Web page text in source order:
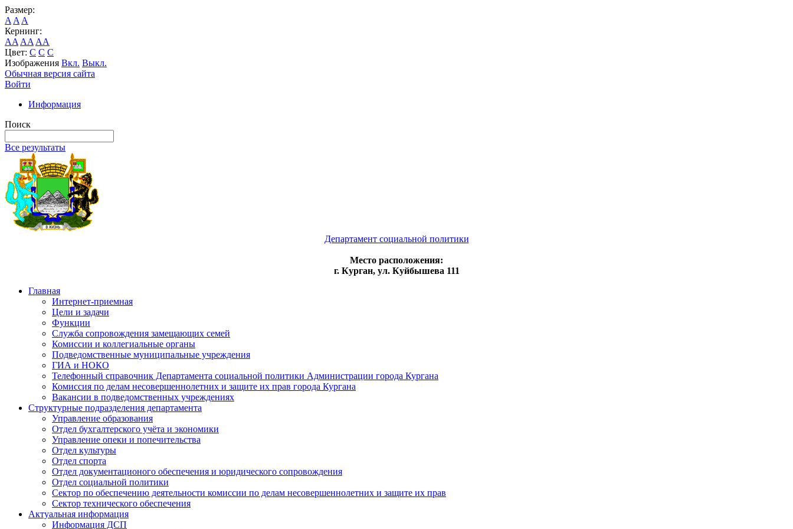
Размер:
A A A
Кернинг:
AA AA AA
Цвет: C C C
Изображения Вкл. Выкл.
Обычная версия сайта
Войти
Информация
Поиск
Все результаты
Департамент социальной политики
Место расположения:
г. Курган, ул. Куйбышева 111
Главная
Интернет-приемная
Цели и задачи
Функции
Служба сопровождения замещающих семей
Комиссии и коллегиальные органы
Подведомственные муниципальные учреждения
ГИА и НОКО
Телефонный справочник Департамента социальной политики Администрации города Кургана
Комиссия по делам несовершеннолетних и защите их прав города Кургана
Вакансии в подведомственных учреждениях
Структурные подразделения департамента
Управление образования
Отдел бухгалтерского учёта и экономики
Управление опеки и попечительства
Отдел культуры
Отдел спорта
Отдел документационого обеспечения и юридического сопровождения
Отдел социальной политики
Сектор по обеспечению деятельности комиссии по делам несовершеннолетних и защите их прав
Сектор технического обеспечения
Актуальная информация
Информация ДСП